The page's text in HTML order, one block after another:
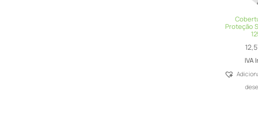
Proteção
IVA